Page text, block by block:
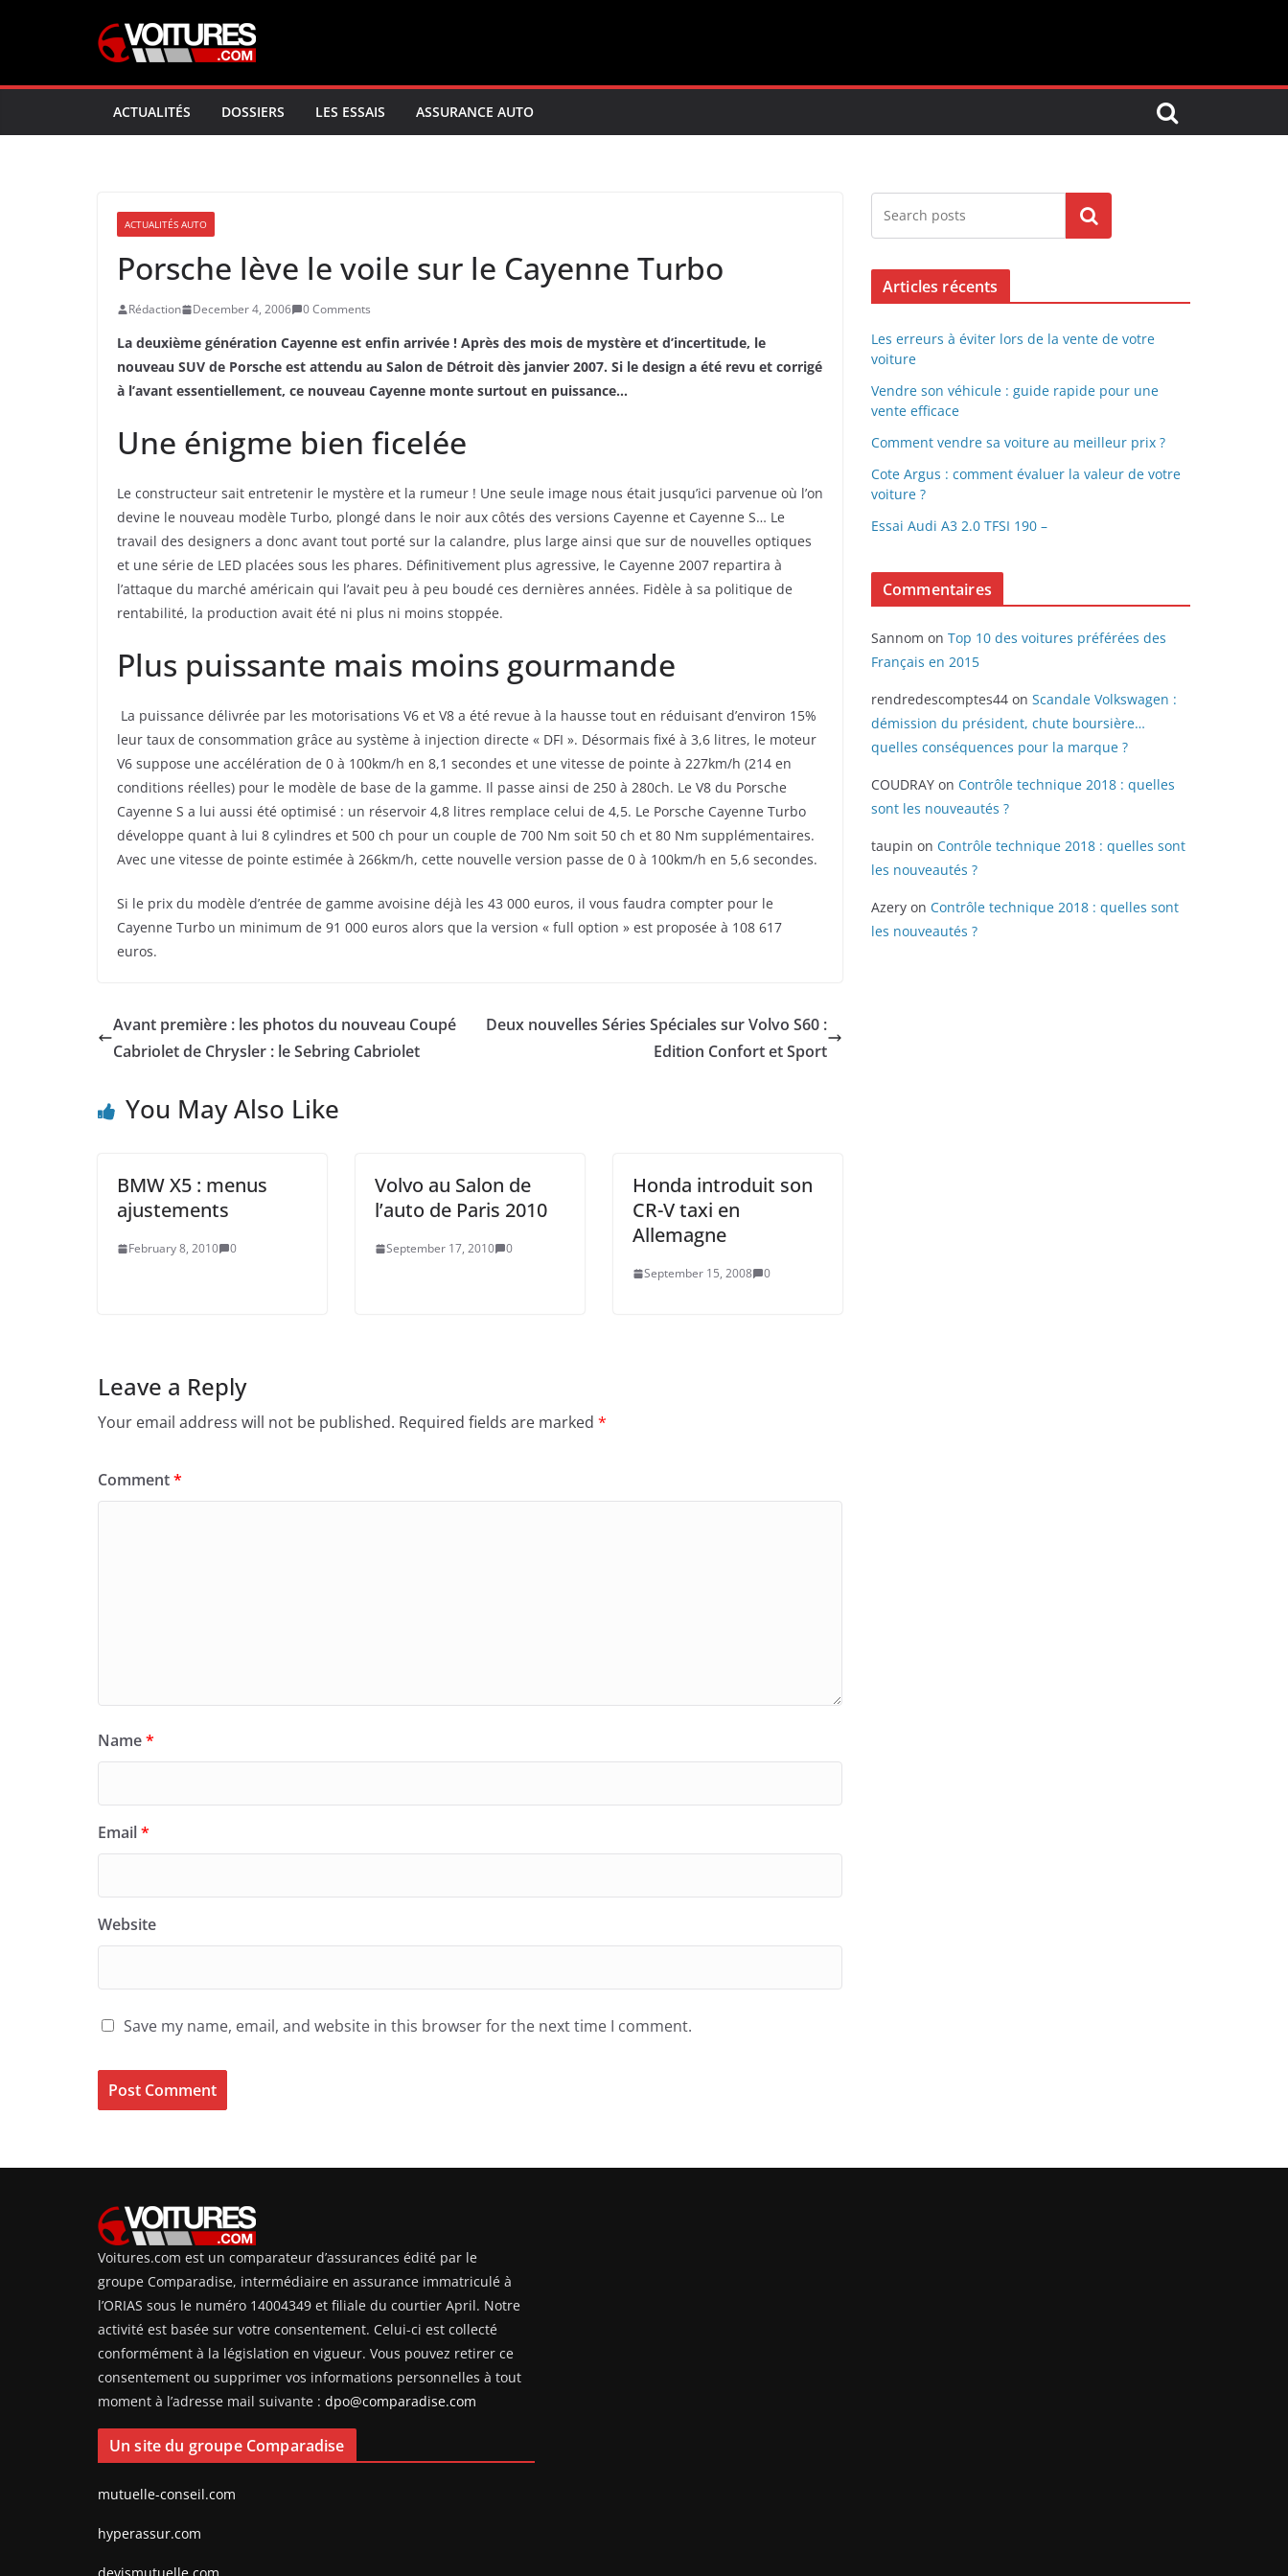
ACTUALITÉS DOSSIERS LES ESSAIS ASSURANCE AUTO
ACTUALITÉS AUTO
Porsche lève le voile sur le Cayenne Turbo
Rédaction December 4, 2006 0 Comments
La deuxième génération Cayenne est enfin arrivée ! Après des mois de mystère et d’incertitude, le
nouveau SUV de Porsche est attendu au Salon de Détroit dès janvier 2007. Si le design a été revu et corrigé
à l’avant essentiellement, ce nouveau Cayenne monte surtout en puissance…
Une énigme bien ficelée
Le constructeur sait entretenir le mystère et la rumeur ! Une seule image nous était jusqu’ici parvenue où l’on
devine le nouveau modèle Turbo, plongé dans le noir aux côtés des versions Cayenne et Cayenne S… Le
travail des designers a donc avant tout porté sur la calandre, plus large ainsi que sur de nouvelles optiques
et une série de LED placées sous les phares. Définitivement plus agressive, le Cayenne 2007 repartira à
l’attaque du marché américain qui l’avait peu à peu boudé ces dernières années. Fidèle à sa politique de
rentabilité, la production avait été ni plus ni moins stoppée.
Plus puissante mais moins gourmande
La puissance délivrée par les motorisations V6 et V8 a été revue à la hausse tout en réduisant d’environ 15%
leur taux de consommation grâce au système à injection directe « DFI ». Désormais fixé à 3,6 litres, le moteur
V6 suppose une accélération de 0 à 100km/h en 8,1 secondes et une vitesse de pointe à 227km/h (214 en
conditions réelles) pour le modèle de base de la gamme. Il passe ainsi de 250 à 280ch. Le V8 du Porsche
Cayenne S a lui aussi été optimisé : un réservoir 4,8 litres remplace celui de 4,5. Le Porsche Cayenne Turbo
développe quant à lui 8 cylindres et 500 ch pour un couple de 700 Nm soit 50 ch et 80 Nm supplémentaires.
Avec une vitesse de pointe estimée à 266km/h, cette nouvelle version passe de 0 à 100km/h en 5,6 secondes.
Si le prix du modèle d’entrée de gamme avoisine déjà les 43 000 euros, il vous faudra compter pour le
Cayenne Turbo un minimum de 91 000 euros alors que la version « full option » est proposée à 108 617
euros.
Avant première : les photos du nouveau Coupé
Cabriolet de Chrysler : le Sebring Cabriolet
Deux nouvelles Séries Spéciales sur Volvo S60 :
Edition Confort et Sport
You May Also Like
BMW X5 : menus
ajustements
February 8, 2010 0
Volvo au Salon de
l’auto de Paris 2010
September 17, 2010 0
Honda introduit son
CR-V taxi en
Allemagne
September 15, 2008 0
Leave a Reply
Your email address will not be published. Required fields are marked *
Comment*
Name*
Email*
Website
Save my name, email, and website in this browser for the next time I comment.
Search
Articles récents
Les erreurs à éviter lors de la vente de votre
voiture
Vendre son véhicule : guide rapide pour une
vente efficace
Comment vendre sa voiture au meilleur prix ?
Cote Argus : comment évaluer la valeur de votre
voiture ?
Essai Audi A3 2.0 TFSI 190 –
Commentaires
Sannom on Top 10 des voitures préférées des
Français en 2015
rendredescomptes44 on Scandale Volkswagen :
démission du président, chute boursière…
quelles conséquences pour la marque ?
COUDRAY on Contrôle technique 2018 : quelles
sont les nouveautés ?
taupin on Contrôle technique 2018 : quelles sont
les nouveautés ?
Azery on Contrôle technique 2018 : quelles sont
les nouveautés ?
Voitures.com est un comparateur d’assurances édité par le
groupe Comparadise, intermédiaire en assurance immatriculé à
l’ORIAS sous le numéro 14004349 et filiale du courtier April. Notre
activité est basée sur votre consentement. Celui-ci est collecté
conformément à la législation en vigueur. Vous pouvez retirer ce
consentement ou supprimer vos informations personnelles à tout
moment à l’adresse mail suivante : dpo@comparadise.com
Un site du groupe Comparadise
mutuelle-conseil.com
hyperassur.com